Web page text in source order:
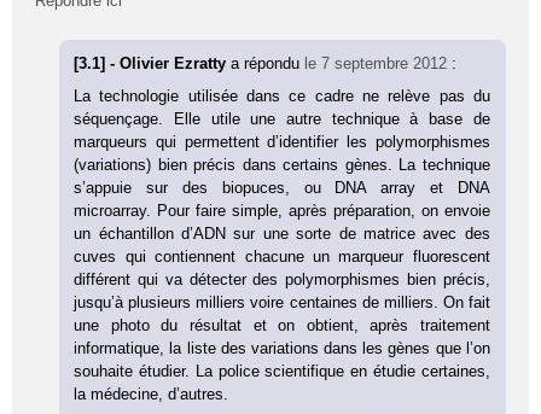
[3.1] - Olivier Ezrattya répondu le 7 septembre 2012 :
La technologie utilisée dans ce cadre ne relève pas du
séquençage. Elle utile une autre technique à base de
marqueurs qui permettent d’identifier les polymorphismes
(variations) bien précis dans certains gènes. La technique
s’appuie sur des biopuces, ou DNA array et DNA
microarray. Pour faire simple, après préparation, on envoie
un échantillon d’ADN sur une sorte de matrice avec des
cuves qui contiennent chacune un marqueur fluorescent
différent qui va détecter des polymorphismes bien précis,
jusqu’à plusieurs milliers voire centaines de milliers. On fait
une photo du résultat et on obtient, après traitement
informatique, la liste des variations dans les gènes que l’on
souhaite étudier. La police scientifique en étudie certaines,
la médecine, d’autres.